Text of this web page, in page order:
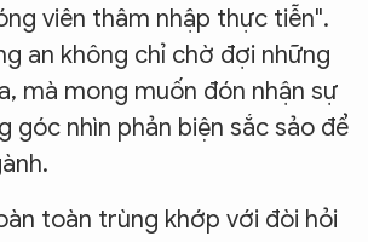
viên thâm nhập thực tiễn".
an không chỉ chờ đợi những
mà mong muốn đón nhận sự
góc nhìn phản biện sắc sảo để
toàn trùng khớp với đòi hỏi
tôi bất kỳ điều gì bạn cần biết về
Thủ Đô nhé. Tôi sẵn sàng hỗ trợ!